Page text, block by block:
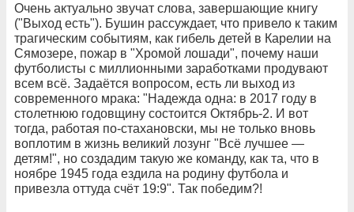
Очень актуально звучат слова, завершающие книгу
("Выход есть"). Бушин рассуждает, что привело к таким
трагическим событиям, как гибель детей в Карелии на
Сямозере, пожар в "Хромой лошади", почему наши
футболисты с миллионными заработками продувают
всем всё. Задаётся вопросом, есть ли выход из
современного мрака: "Надежда одна: в 2017 году в
столетнюю годовщину состоится Октябрь-2. И вот
тогда, работая по-стахановски, мы не только вновь
воплотим в жизнь великий лозунг "Всё лучшее —
детям!", но создадим такую же команду, как та, что в
ноябре 1945 года ездила на родину футбола и
привезла оттуда счёт 19:9". Так победим?!